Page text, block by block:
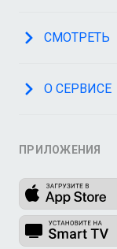
СМОТРЕТЬ
О СЕРВИСЕ
ПРИЛОЖЕНИЯ